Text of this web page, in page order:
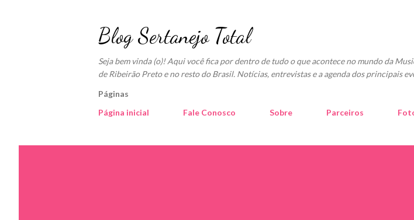
Blog Sertanejo Total
Seja bem vinda (o)! Aqui você fica por dentro de tudo o que acontece no mundo da
de Ribeirão Preto e no resto do Brasil. Notícias, entrevistas e a agenda dos principais
Páginas
Página inicial
Fale Conosco Sobre Parceiros